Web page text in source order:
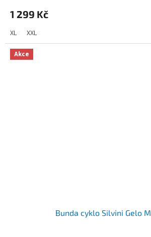
1 299 Kč
XL XXL
Akce
Bunda cyklo Silvini Gelo